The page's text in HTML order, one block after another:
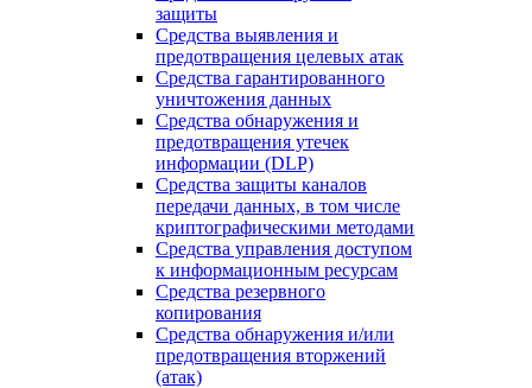
защиты
Средства выявления и
предотвращения целевых атак
Средства гарантированного
уничтожения данных
Средства обнаружения и
предотвращения утечек
информации (DLP)
Средства защиты каналов
передачи данных, в том числе
криптографическими методами
Средства управления доступом
к информационным ресурсам
Средства резервного
копирования
Средства обнаружения и/или
предотвращения вторжений
(атак)